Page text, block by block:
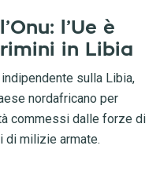
l’Ue è
in Libia
sulla Libia,
nordafricano per
commessi dalle forze di
di milizie armate.